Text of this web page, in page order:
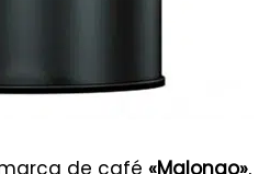
de café «Malongo»,